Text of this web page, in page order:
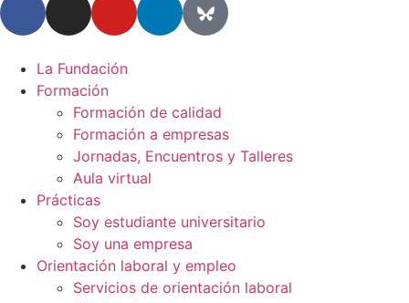
La Fundación
Formación
Formación de calidad
Formación a empresas
Jornadas, Encuentros y Talleres
Aula virtual
Prácticas
Soy estudiante universitario
Soy una empresa
Orientación laboral y empleo
Servicios de orientación laboral